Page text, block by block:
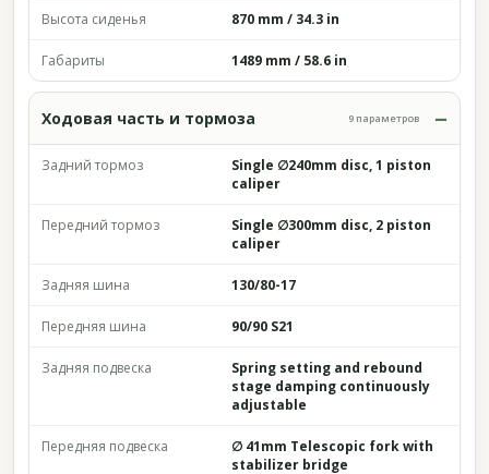
Высота сиденья 870 mm / 34.3 in
Габариты 1489 mm / 58.6 in
Ходовая часть и тормоза 9 параметров
Задний тормоз
Single ∅240mm disc, 1 piston
caliper
Передний тормоз
Single ∅300mm disc, 2 piston
caliper
Задняя шина 130/80-17
Передняя шина 90/90 S21
Задняя подвеска
Spring setting and rebound
stage damping continuously
adjustable
Передняя подвеска
∅ 41mm Telescopic fork with
stabilizer bridge